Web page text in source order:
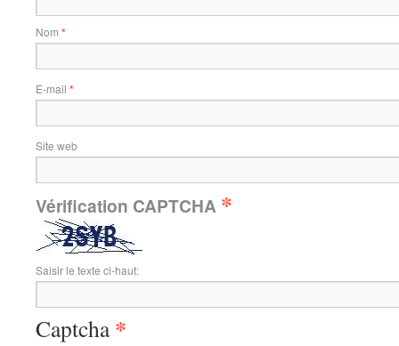
Nom *
E-mail *
Site web
Vérification CAPTCHA *
Saisir le texte ci-haut:
Captcha*